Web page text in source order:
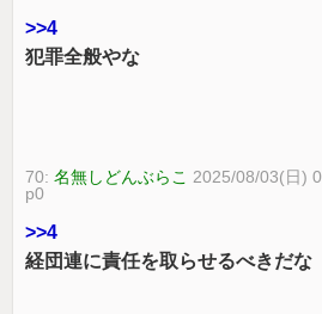
>>4
犯罪全般やな
70:名無しどんぶらこ 2025/08/03(日)
p0
>>4
経団連に責任を取らせるべきだな